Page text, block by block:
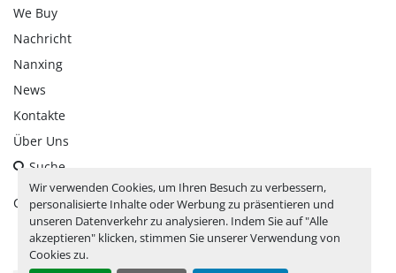
Wir verwenden Cookies, um Ihren Besuch zu verbessern,
personalisierte Inhalte oder Werbung zu präsentieren und
unseren Datenverkehr zu analysieren. Indem Sie auf "Alle
akzeptieren" klicken, stimmen Sie unserer Verwendung von
Cookies zu.
We Buy
Nachricht
Nanxing
News
Kontakte
Über Uns
Suche
Cookie-Einstellungen
facebook
linkedininstagram
whatsapp
youtube